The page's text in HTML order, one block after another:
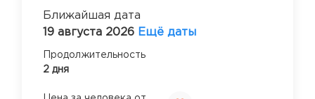
Ближайшая дата
19 августа 2026 Ещё даты
Продолжительность
2 дня